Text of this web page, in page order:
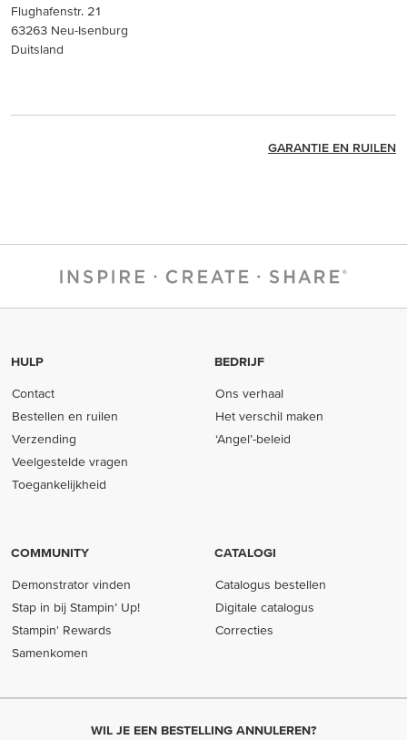
Flughafenstr. 21
63263 Neu-Isenburg
Duitsland
GARANTIE EN RUILEN
HULP
Contact
Bestellen en ruilen
Verzending
Veelgestelde vragen
Toegankelijkheid
BEDRIJF
Ons verhaal
Het verschil maken
‘Angel’-beleid
COMMUNITY
Demonstrator vinden
Stap in bij Stampin’ Up!
Stampin' Rewards
Samenkomen
CATALOGI
Catalogus bestellen
Digitale catalogus
Correcties
WIL JE EEN BESTELLING ANNULEREN?